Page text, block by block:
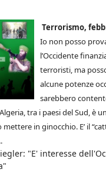
Terrorismo,
Io non posso
l’Occidente
terroristi, ma
alcune potenze
sarebbero
tra i paesi del Sud, è
in ginocchio. E’ il
"E' interesse